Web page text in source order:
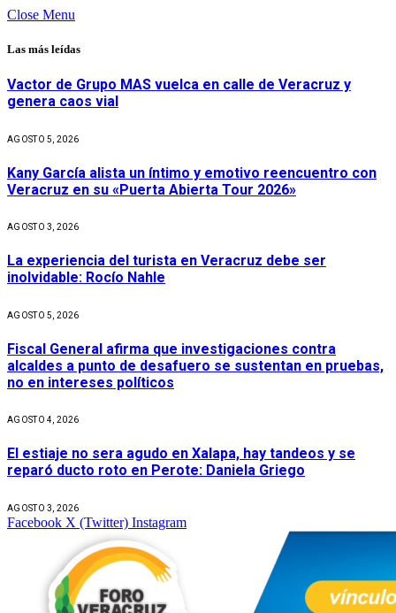
Close Menu
Las más leídas
Vactor de Grupo MAS vuelca en calle de Veracruz y
genera caos vial
AGOSTO 5, 2026
Kany García alista un íntimo y emotivo reencuentro con
Veracruz en su «Puerta Abierta Tour 2026»
AGOSTO 3, 2026
La experiencia del turista en Veracruz debe ser
inolvidable: Rocío Nahle
AGOSTO 5, 2026
Fiscal General afirma que investigaciones contra
alcaldes a punto de desafuero se sustentan en pruebas,
no en intereses políticos
AGOSTO 4, 2026
El estiaje no sera agudo en Xalapa, hay tandeos y se
reparó ducto roto en Perote: Daniela Griego
AGOSTO 3, 2026
Facebook X (Twitter) Instagram